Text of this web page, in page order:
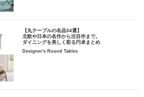
【丸テーブルの名品34選】
北欧や日本の名作から注目作まで。
ダイニングを美しく彩る円卓まとめ
Designer's Round Tables